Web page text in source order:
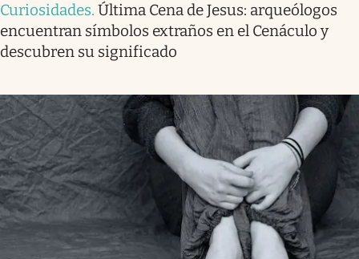
Curiosidades. Última Cena de Jesus: arqueólogos
encuentran símbolos extraños en el Cenáculo y
descubren su significado